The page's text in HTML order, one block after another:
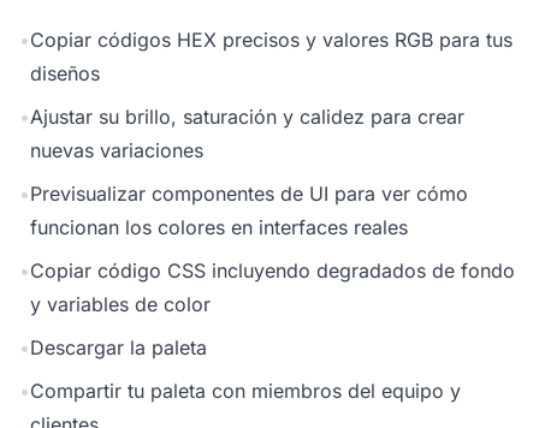
•Copiar códigos HEX precisos y valores RGB para tus
diseños
•Ajustar su brillo, saturación y calidez para crear
nuevas variaciones
•Previsualizar componentes de UI para ver cómo
funcionan los colores en interfaces reales
•Copiar código CSS incluyendo degradados de fondo
y variables de color
•Descargar la paleta
•Compartir tu paleta con miembros del equipo y